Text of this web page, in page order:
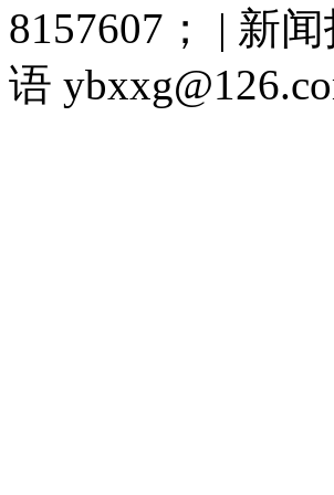
8157607； | 新
语